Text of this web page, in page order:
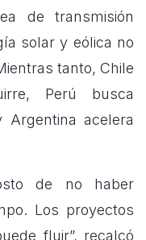
de transmisión
solar y eólica no
tanto, Chile
Perú busca
acelera
de no haber
Los proyectos
fluir”, recalcó